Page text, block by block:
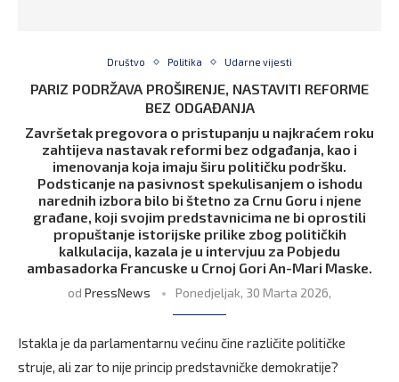
Društvo Politika Udarne vijesti
PARIZ PODRŽAVA PROŠIRENJE, NASTAVITI REFORME
BEZ ODGAĐANJA
Završetak pregovora o pristupanju u najkraćem roku
zahtijeva nastavak reformi bez odgađanja, kao i
imenovanja koja imaju širu političku podršku.
Podsticanje na pasivnost spekulisanjem o ishodu
narednih izbora bilo bi štetno za Crnu Goru i njene
građane, koji svojim predstavnicima ne bi oprostili
propuštanje istorijske prilike zbog političkih
kalkulacija, kazala je u intervjuu za Pobjedu
ambasadorka Francuske u Crnoj Gori An-Mari Maske.
od PressNews Ponedjeljak, 30 Marta 2026,
Istakla je da parlamentarnu većinu čine različite političke
struje, ali zar to nije princip predstavničke demokratije?